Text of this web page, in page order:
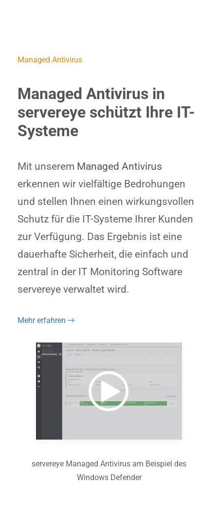
Managed Antivirus
Managed Antivirus in
servereye schützt Ihre IT-
Systeme
Mit unserem Managed Antivirus
erkennen wir vielfältige Bedrohungen
und stellen Ihnen einen wirkungsvollen
Schutz für die IT-Systeme Ihrer Kunden
zur Verfügung. Das Ergebnis ist eine
dauerhafte Sicherheit, die einfach und
zentral in der IT Monitoring Software
servereye verwaltet wird.
Mehr erfahren
servereye Managed Antivirus am Beispiel des
Windows Defender